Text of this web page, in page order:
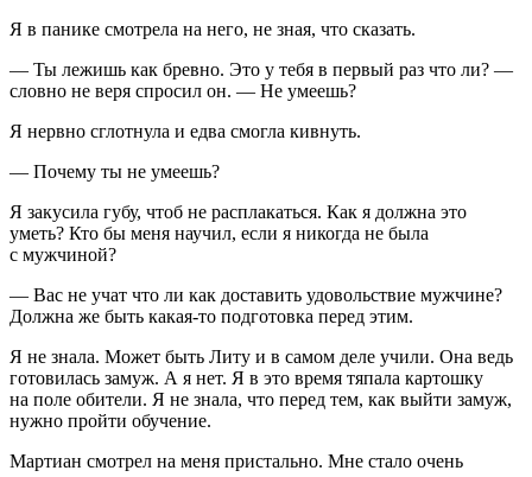
Я в панике смотрела на него, не зная, что сказать.
— Ты лежишь как бревно. Это у тебя в первый раз что ли? —
словно не веря спросил он. — Не умеешь?
Я нервно сглотнула и едва смогла кивнуть.
— Почему ты не умеешь?
Я закусила губу, чтоб не расплакаться. Как я должна это
уметь? Кто бы меня научил, если я никогда не была
с мужчиной?
— Вас не учат что ли как доставить удовольствие мужчине?
Должна же быть какая-то подготовка перед этим.
Я не знала. Может быть Литу и в самом деле учили. Она ведь
готовилась замуж. А я нет. Я в это время тяпала картошку
на поле обители. Я не знала, что перед тем, как выйти замуж,
нужно пройти обучение.
Мартиан смотрел на меня пристально. Мне стало очень